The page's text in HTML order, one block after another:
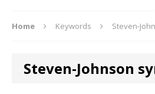
Home Keywords Steven-
Steven-Johnson